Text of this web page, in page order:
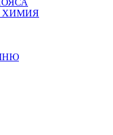
ХИМИЯ